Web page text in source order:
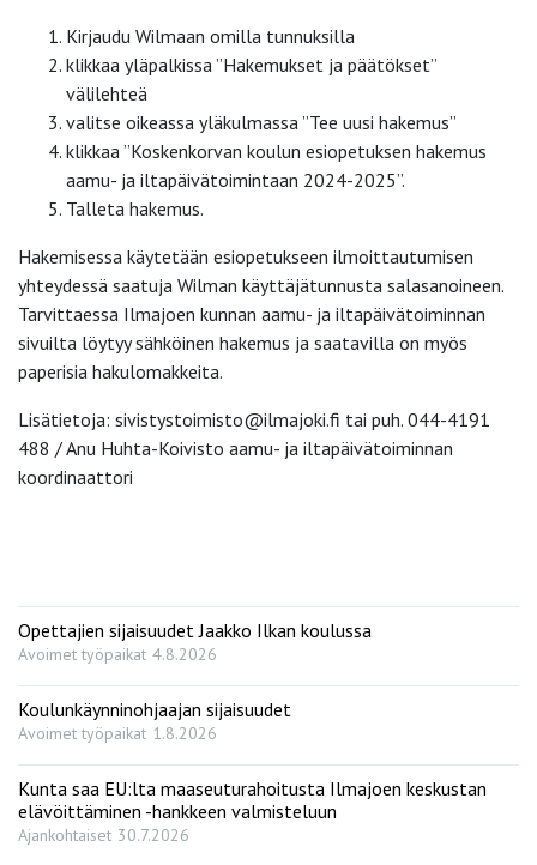
Kirjaudu Wilmaan omilla tunnuksilla
klikkaa yläpalkissa ”Hakemukset ja päätökset”
välilehteä
valitse oikeassa yläkulmassa ”Tee uusi hakemus”
klikkaa ”Koskenkorvan koulun esiopetuksen hakemus
aamu- ja iltapäivätoimintaan 2024-2025”.
Talleta hakemus.
Hakemisessa käytetään esiopetukseen ilmoittautumisen
yhteydessä saatuja Wilman käyttäjätunnusta salasanoineen.
Tarvittaessa Ilmajoen kunnan aamu- ja iltapäivätoiminnan
sivuilta löytyy sähköinen hakemus ja saatavilla on myös
paperisia hakulomakkeita.
Lisätietoja: sivistystoimisto@ilmajoki.fi tai puh. 044-4191
488 / Anu Huhta-Koivisto aamu- ja iltapäivätoiminnan
koordinaattori
Opettajien sijaisuudet Jaakko Ilkan koulussa
Avoimet työpaikat 4.8.2026
Koulunkäynninohjaajan sijaisuudet
Avoimet työpaikat 1.8.2026
Kunta saa EU:lta maaseuturahoitusta Ilmajoen keskustan
elävöittäminen -hankkeen valmisteluun
Ajankohtaiset 30.7.2026